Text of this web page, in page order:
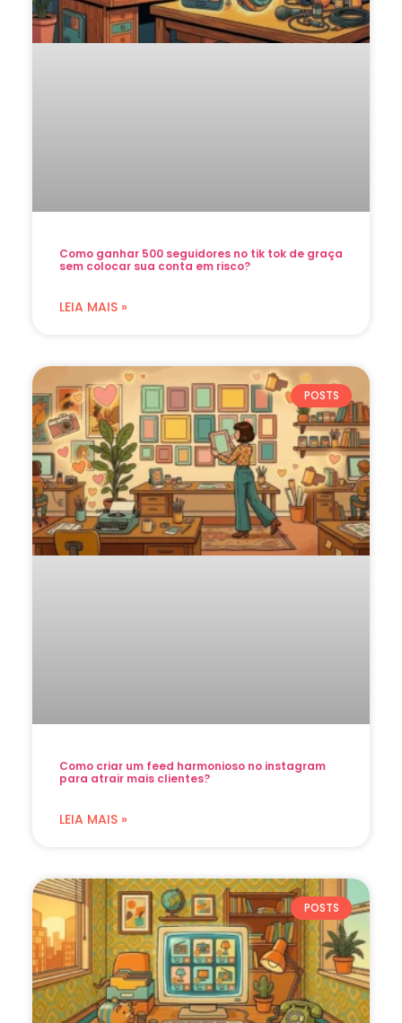
Como ganhar 500 seguidores no tik tok de graça
sem colocar sua conta em risco?
LEIA MAIS »
POSTS
Como criar um feed harmonioso no instagram
para atrair mais clientes?
LEIA MAIS »
POSTS